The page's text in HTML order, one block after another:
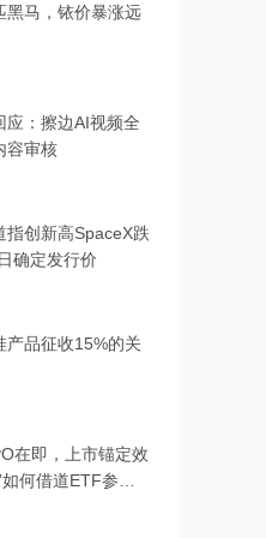
及境内未上市
广东芯成汉奇拟
一重工183.3万股
派发末期股息每
Group, Inc.减持
黑马，铱价暴涨远
：擦边AI视频全
容审核
指创新高SpaceX跌
确定发行价
产品征收15%的关
在即，上市锚定效
如何借道ETF参